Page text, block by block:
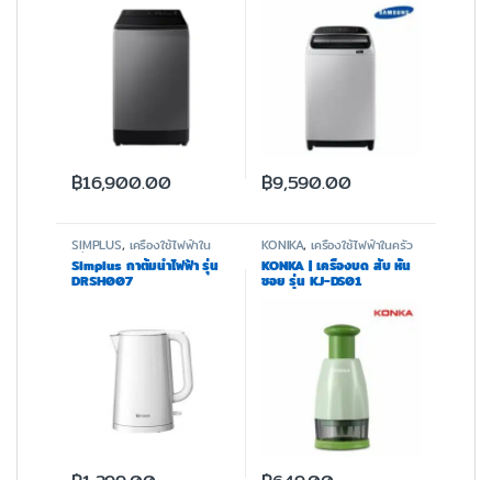
฿16,900.00 ฿9,590.00
SIMPLUS, เครื่องใช้ไฟฟ้าใน
ครัว
Simplus กาต้มน้ำไฟฟ้า รุ่น
DRSH007
KONIKA, เครื่องใช้ไฟฟ้าในครัว
KONKA | เครื่องบด สับ หั่น
ซอย รุ่น KJ-DS01